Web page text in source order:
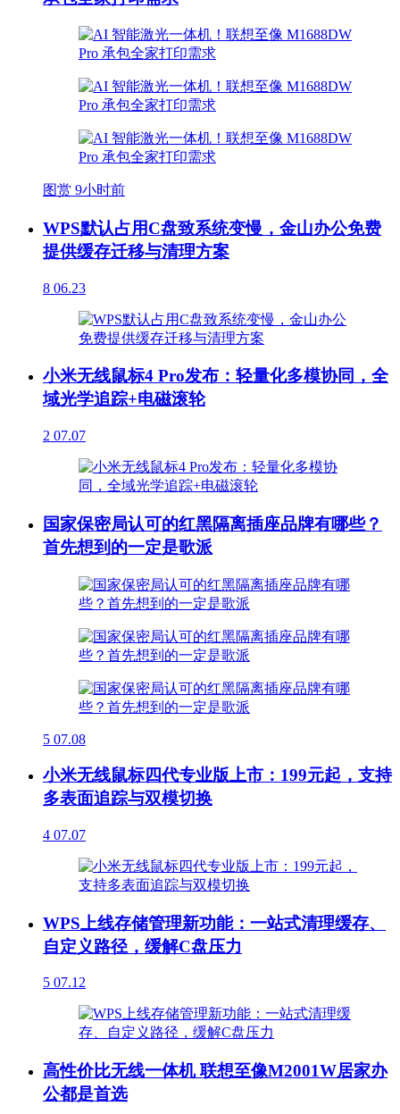
图赏 9小时前
WPS默认占用C盘致系统变慢，金山办公免费
提供缓存迁移与清理方案
8 06.23
小米无线鼠标4 Pro发布：轻量化多模协同，全
域光学追踪+电磁滚轮
2 07.07
国家保密局认可的红黑隔离插座品牌有哪些？
首先想到的一定是歌派
5 07.08
小米无线鼠标四代专业版上市：199元起，支持
多表面追踪与双模切换
4 07.07
WPS上线存储管理新功能：一站式清理缓存、
自定义路径，缓解C盘压力
5 07.12
高性价比无线一体机 联想至像M2001W居家办
公都是首选